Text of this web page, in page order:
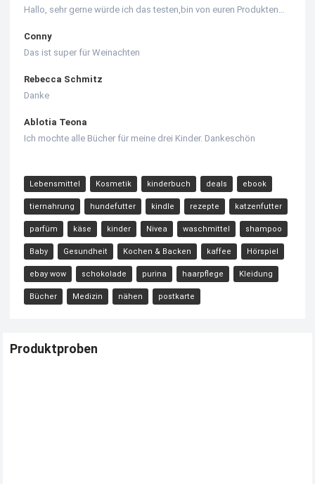
Hallo, sehr gerne würde ich das testen,bin von euren Produkten…
Conny
Das ist super für Weinachten
Rebecca Schmitz
Danke
Ablotia Teona
Ich mochte alle Bücher für meine drei Kinder. Dankeschön
Lebensmittel Kosmetik kinderbuch deals ebook
tiernahrung hundefutter kindle rezepte katzenfutter
parfüm käse kinder Nivea waschmittel shampoo
Baby Gesundheit Kochen & Backen kaffee Hörspiel
ebay wow schokolade purina haarpflege Kleidung
Bücher Medizin nähen postkarte
Produktproben